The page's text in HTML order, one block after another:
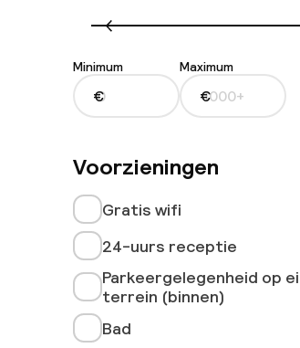
Minimum
€
Maximum
€
Voorzieningen
Gratis wifi
24-uurs receptie
Parkeergelegenheid op
terrein (binnen)
Bad